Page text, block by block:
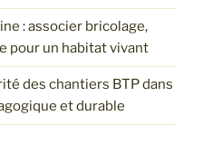
: associer bricolage,
pour un habitat vivant
des chantiers BTP dans
et durable